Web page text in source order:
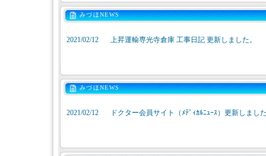
みづほNEWS
2021/02/12 上昇運輸専光寺倉庫 工事日記 更新しました。
みづほNEWS
2021/02/12 ドクター会員サイト（ﾒﾃﾞｨｶﾙﾆｭｰｽ）更新しまし